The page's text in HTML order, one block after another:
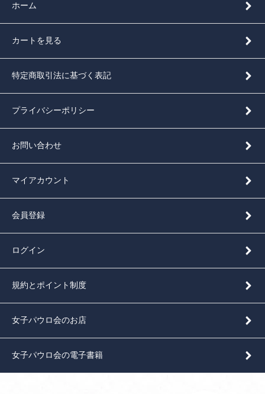
ホーム
カートを見る
特定商取引法に基づく表記
プライバシーポリシー
お問い合わせ
マイアカウント
会員登録
ログイン
規約とポイント制度
女子パウロ会のお店
女子パウロ会の電子書籍